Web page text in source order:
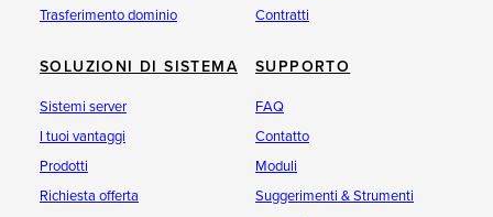
Trasferimento dominio
Contratti
SOLUZIONI DI SISTEMA
Sistemi server
I tuoi vantaggi
Prodotti
Richiesta offerta
SUPPORTO
FAQ
Contatto
Moduli
Suggerimenti & Strumenti